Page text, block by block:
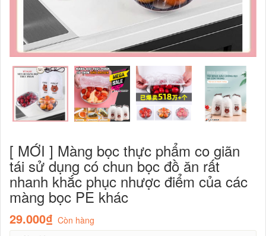
[ MỚI ] Màng bọc thực phẩm co giãn
tái sử dụng có chun bọc đồ ăn rất
nhanh khắc phục nhược điểm của các
màng bọc PE khác
29.000₫ Còn hàng